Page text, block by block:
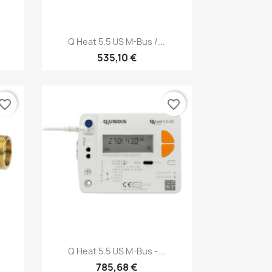
Anteprima
Q Heat 5.5 US M-Bus /...
535,10 €
Anteprima
Q Heat 5.5 US M-Bus -...
785,68 €
favorite_border